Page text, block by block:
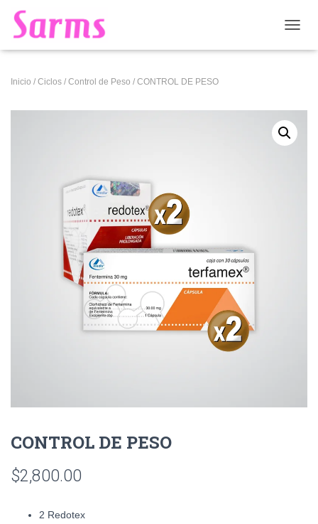
Inicio / Ciclos / Control de Peso / CONTROL DE PESO
CONTROL DE PESO
$2,800.00
2 Redotex